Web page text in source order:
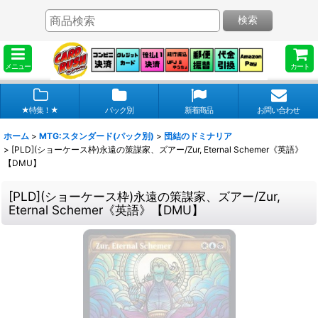
メニュー カート
検索
★特集！★ パック別 新着商品 お問い合わせ
ホーム > MTG:スタンダード(パック別) > 団結のドミナリア
> [PLD](ショーケース枠)永遠の策謀家、ズアー/Zur, Eternal Schemer《英語》
【DMU】
[PLD](ショーケース枠)永遠の策謀家、ズアー/Zur,
Eternal Schemer《英語》【DMU】